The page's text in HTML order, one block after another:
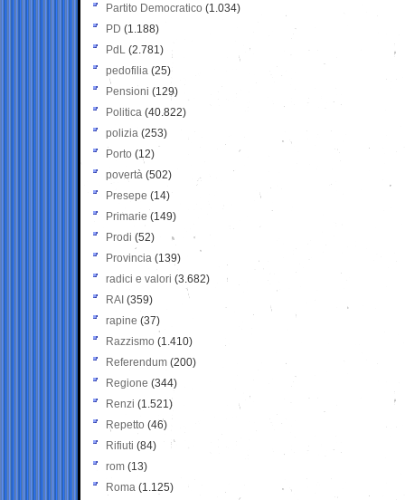
Partito Democratico (1.034)
PD (1.188)
PdL (2.781)
pedofilia (25)
Pensioni (129)
Politica (40.822)
polizia (253)
Porto (12)
povertà (502)
Presepe (14)
Primarie (149)
Prodi (52)
Provincia (139)
radici e valori (3.682)
RAI (359)
rapine (37)
Razzismo (1.410)
Referendum (200)
Regione (344)
Renzi (1.521)
Repetto (46)
Rifiuti (84)
rom (13)
Roma (1.125)